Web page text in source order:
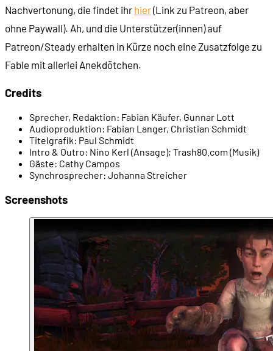
00:34:35 Märchenhafte Weltgestaltung
00:36:45 Heldenkarriere
00:38:11 Händler, Handel und Ausrüstung
00:42:53 Kampflastige Quests
00:45:34
00:47:40 Starke Magie: Druckwelle ...
00:49:40 ... und Blitzzauber
00:51:45 Wir werden Hausbesitzer
00:53:53 Trophäen für die Wand
Nachvertonung, die findet ihr hier(Link zu Patreon, aber
ohne Paywall). Ah, und die Unterstützer(innen) auf
Patreon/Steady erhalten in Kürze noch eine Zusatzfolge zu
Fable mit allerlei Anekdötchen.
Credits
Sprecher, Redaktion: Fabian Käufer, Gunnar Lott
Audioproduktion: Fabian Langer, Christian Schmidt
Titelgrafik: Paul Schmidt
Intro & Outro: Nino Kerl (Ansage); Trash80.com (Musik)
Gäste: Cathy Campos
Synchrosprecher: Johanna Streicher
Screenshots